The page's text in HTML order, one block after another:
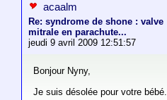
acaalm
Re: syndrome de shone : valve
mitrale en parachute...
jeudi 9 avril 2009 12:51:57
Bonjour Nyny,
Je suis désolée pour votre bébé.